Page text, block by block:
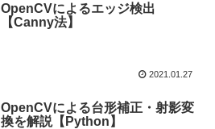
OpenCVによるエッジ検出
【Canny法】
2021.01.27
OpenCVによる台形補正・射影変
換を解説【Python】